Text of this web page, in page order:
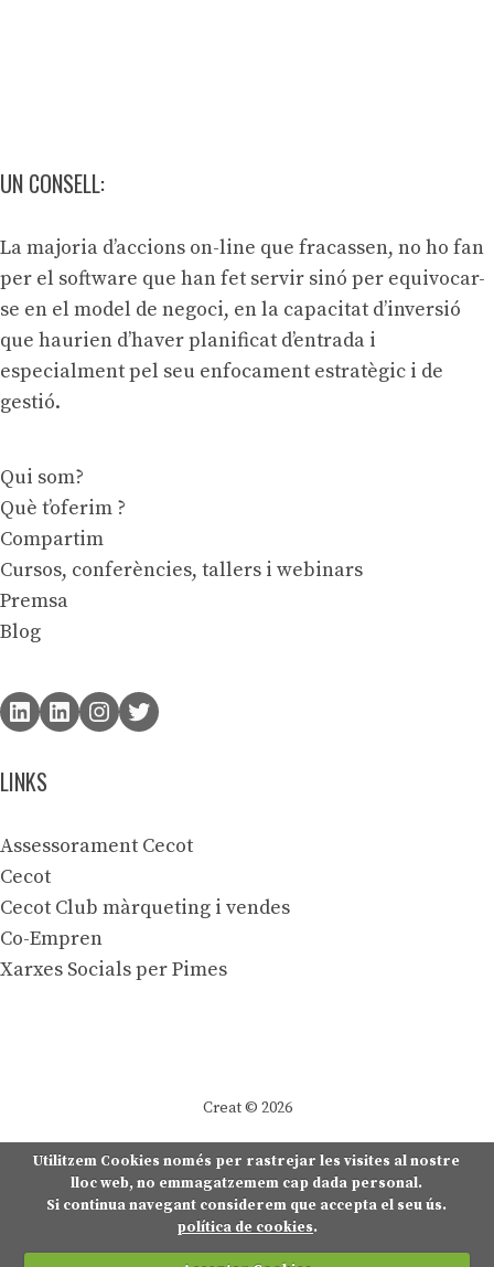
UN CONSELL:
La majoria d’accions on-line que fracassen, no ho fan
per el software que han fet servir sinó per equivocar-
se en el model de negoci, en la capacitat d’inversió
que haurien d’haver planificat d’entrada i
especialment pel seu enfocament estratègic i de
gestió.
Qui som?
Què t’oferim ?
Compartim
Cursos, conferències, tallers i webinars
Premsa
Blog
LINKS
Assessorament Cecot
Cecot
Cecot Club màrqueting i vendes
Co-Empren
Xarxes Socials per Pimes
Creat © 2026
Utilitzem Cookies només per rastrejar les visites al nostre
lloc web, no emmagatzemem cap dada personal.
Si continua navegant considerem que accepta el seu ús.
política de cookies.